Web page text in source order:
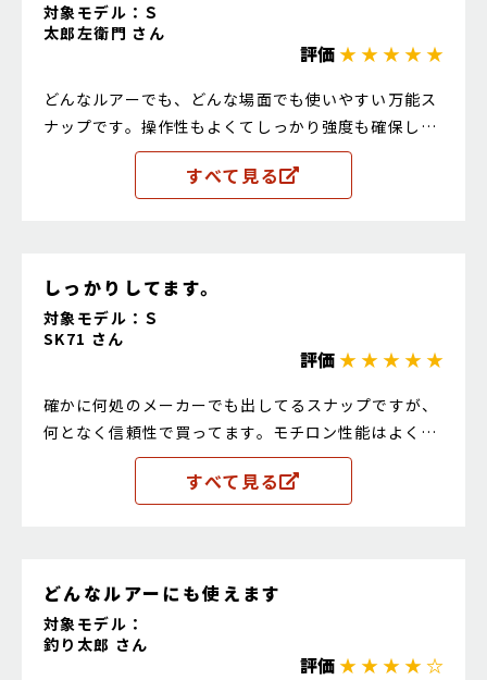
対象モデル：Ｓ
太郎左衛門 さん
評価★ ★ ★ ★ ★
どんなルアーでも、どんな場面でも使いやすい万能ス
ナップです。操作性もよくてしっかり強度も確保して
すべて見る
しっかりしてます。
対象モデル：Ｓ
SK71 さん
評価★ ★ ★ ★ ★
確かに何処のメーカーでも出してるスナップですが、
何となく信頼性で買ってます。モチロン性能はよく、
しっかりしてます。
すべて見る
どんなルアーにも使えます
対象モデル：
釣り太郎 さん
評価★ ★ ★ ★ ☆